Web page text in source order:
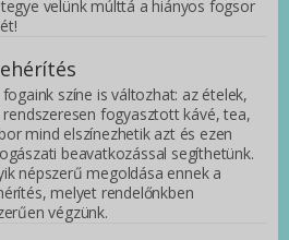
velünk múlttá a hiányos fogsor
fogaink színe is változhat: az ételek,
fogyasztott kávé, tea,
mind elszínezhetik azt és ezen
beavatkozással segíthetünk.
népszerű megoldása ennek a
melyet rendelőnkben
végzünk.